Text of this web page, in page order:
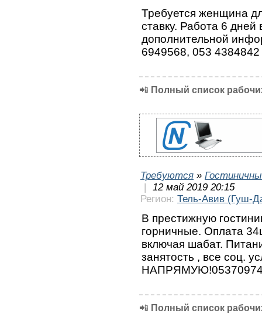
Требуется женщина
ставку. Работа 6
дополнительной
6949568, 053
📲 Полный список
Требуются »
|
12 май 2019 20:15
Регион: Тель-Авив (Гуш-
В престижную
горничные. Оплата
включая шабат.
занятость , все соц.
📲 Полный список